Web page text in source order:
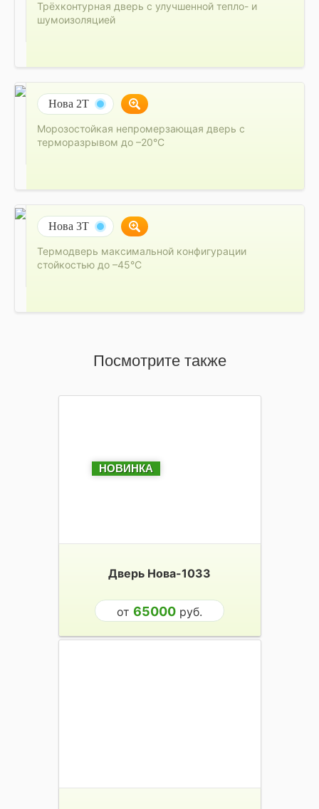
Трёхконтурная дверь с улучшенной тепло- и
шумоизоляцией
Нова 2Т
Морозостойкая непромерзающая дверь с
терморазрывом до –20°C
Нова 3Т
Термодверь максимальной конфигурации
стойкостью до –45°C
Посмотрите также
НОВИНКА
Дверь Нова-1033
от 65000 руб.